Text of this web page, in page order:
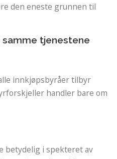
den eneste grunnen til
samme tjenestene
innkjøpsbyråer tilbyr
handler bare om
betydelig i spekteret av